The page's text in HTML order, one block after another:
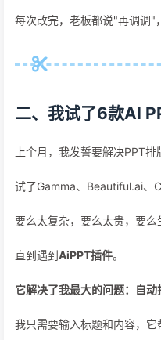
每次改完，老板都说"再调调"
二、我试了6款AI
上个月，我发誓要解决PPT排
试了Gamma、Beautiful.ai、
要么太复杂，要么太贵，要么
直到遇到AiPPT插件。
它解决了我最大的问题：自动
我只需要输入标题和内容，它